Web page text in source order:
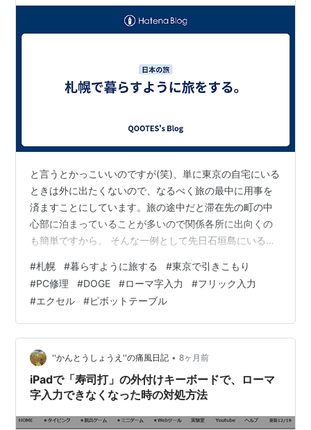
力から仮名への変換方式)規則に則った英字→カナ変換
を行う仕様を指す事が多い。
拠しない箇所があり、あるいはJIS X 4063:2000よりも
多くの定義を用いていることもあるなど、その実装方法
IMEのシェアは寡占化され、残ったIMEはJIS X4063
に適応するよう動作しているため、IMEを用いた日本語
入力における綴りの揺れは、現時点でほぼ存在しない。
一方で、タイピング練習ソフトに代表される「IMEを用
いない日本語入力」においては、JIS X 4063:2000の消
失に伴って独自ルールが散見されつつあり、一部には
「IMEを用いた日本語入力の練習をするためには、役に
*2:http://d.hatena.ne.jp/maple_magician/20070604/1
180930739を元にした簡易計算による。
と言うとかっこいいのですが(笑)、単に東京の自宅にいる
ときは外に出たくないので、なるべく旅の最中に用事を
済ますことにしています。旅の途中だと滞在先の町の中
心部に泊まっていることが多いので関係各所に出向くの
も簡単ですから。 そんな一例として先日石垣島にいると
たという話は書きました。旅行の最終日に数日分の食品
を買ってスーツケースに詰めて帰ることもあります。自
宅に着いたら外に出たくないので(笑)。 以前書いたかど
うか忘れてしまいましたが、少し前に今使用しているPC
の特定のキーが反応しなくなってしまって、メーカー修
理だと1～2週間かかるのですが僕はその…
#札幌 #暮らすように旅する #東京で引きこもり
#PC修理 #DOGE #ローマ字入力 #フリック入力
#エクセル #ピボットテーブル
''かんとうしょうえ''の痛風日記 • 8ヶ月前
iPadで「寿司打」の外付けキーボードで、ローマ
字入力できなくなった時の対処方法